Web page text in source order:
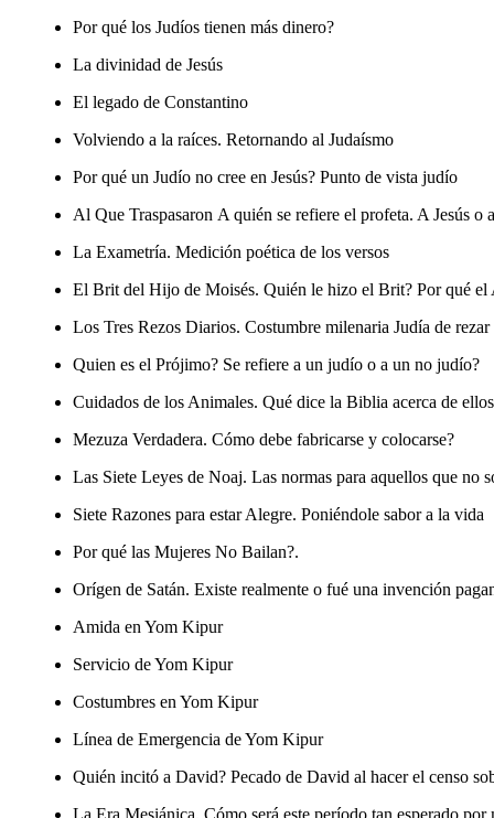
Por qué los Judíos tienen más dinero?
La divinidad de Jesús
El legado de Constantino
Volviendo a la raíces. Retornando al Judaísmo
Por qué un Judío no cree en Jesús? Punto de vista judío
Al Que Traspasaron A quién se refiere el profeta. A Jesús o
La Exametría. Medición poética de los versos
El Brit del Hijo de Moisés. Quién le hizo el Brit? Por qué
Los Tres Rezos Diarios. Costumbre milenaria Judía de rezar
Quien es el Prójimo? Se refiere a un judío o a un no judío?
Cuidados de los Animales. Qué dice la Biblia acerca de
Mezuza Verdadera. Cómo debe fabricarse y colocarse?
Las Siete Leyes de Noaj. Las normas para aquellos que no
Siete Razones para estar Alegre. Poniéndole sabor a la vida
Por qué las Mujeres No Bailan?.
Orígen de Satán. Existe realmente o fué una invención
Amida en Yom Kipur
Servicio de Yom Kipur
Costumbres en Yom Kipur
Línea de Emergencia de Yom Kipur
Quién incitó a David? Pecado de David al hacer el censo
La Era Mesiánica. Cómo será este período tan esperado por